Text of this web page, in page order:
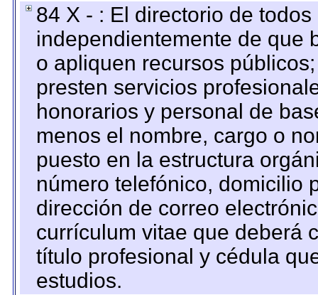
84 X - : El directorio de
independientemente de que
o apliquen recursos
presten servicios
honorarios y personal de
menos el nombre, cargo o
puesto en la estructura
número telefónico, domicilio
dirección de correo
currículum vitae que deberá
título profesional y cédula
estudios.